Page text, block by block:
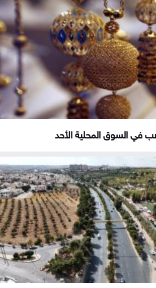
في السوق المحلية الأحد